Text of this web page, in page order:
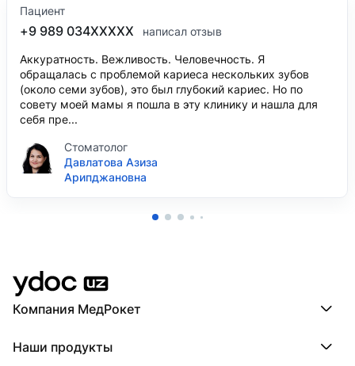
Пациент
+9 989 034XXXXX написал отзыв
Аккуратность. Вежливость. Человечность. Я
обращалась с проблемой кариеса нескольких зубов
(около семи зубов), это был глубокий кариес. Но по
совету моей мамы я пошла в эту клинику и нашла для
себя пре...
Стоматолог
Давлатова Азиза
Арипджановна
Компания МедРокет
О YDoc
Наши продукты